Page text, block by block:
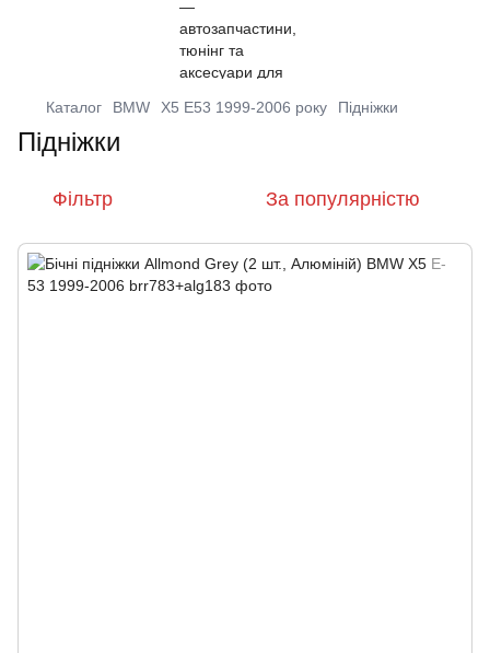
Каталог BMW X5 E53 1999-2006 року Підніжки
Підніжки
Фільтр За популярністю